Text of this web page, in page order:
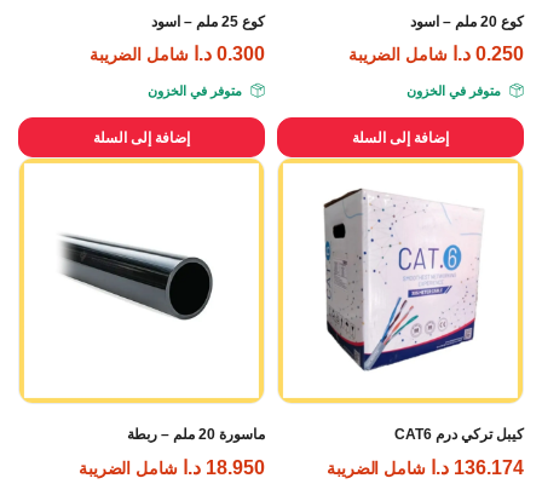
كوع 20 ملم – اسود
0.250 د.ا شامل الضريبة
متوفر في الخزون
إضافة إلى السلة
كوع 25 ملم – اسود
0.300 د.ا شامل الضريبة
متوفر في الخزون
إضافة إلى السلة
كيبل تركي درم CAT6
136.174 د.ا شامل الضريبة
ماسورة 20 ملم – ربطة
18.950 د.ا شامل الضريبة